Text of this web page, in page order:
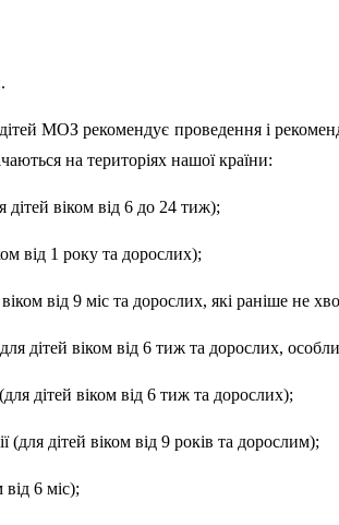
МОЗ рекомендує проведення і
на територіях нашої країни:
дітей віком від 6 до 24 тиж);
від 1 року та дорослих);
від 9 міс та дорослих, які раніше не
дітей віком від 6 тиж та дорослих,
дітей віком від 6 тиж та дорослих);
(для дітей віком від 9 років та дорослим);
6 міс);